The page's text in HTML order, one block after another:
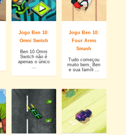
Jogo Ben 10:
Omni Switch
Ben 10 Omni
Switch não é
apenas o único
Jogo Ben 10:
Four Arms
Smash
Tudo começou
muito bem, Ben
e sua famíli ...